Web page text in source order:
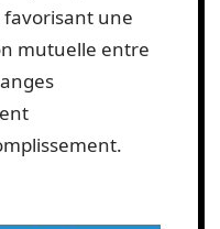
favorisant une
mutuelle entre